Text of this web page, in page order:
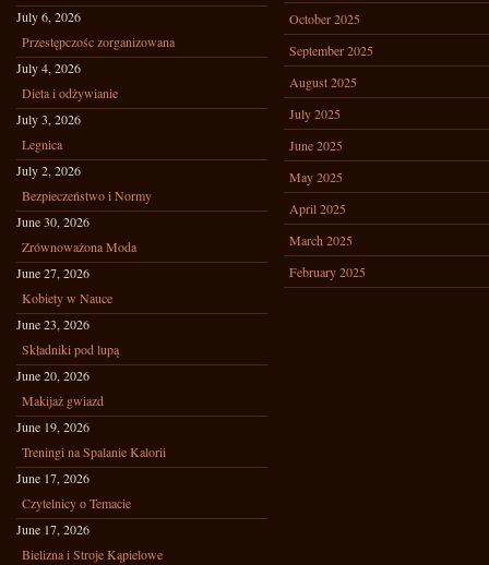
July 6, 2026
Przestępczośc zorganizowana
July 4, 2026
Dieta i odżywianie
July 3, 2026
Legnica
July 2, 2026
Bezpieczeństwo i Normy
June 30, 2026
Zrównoważona Moda
June 27, 2026
Kobiety w Nauce
June 23, 2026
Składniki pod lupą
June 20, 2026
Makijaż gwiazd
June 19, 2026
Treningi na Spalanie Kalorii
June 17, 2026
Czytelnicy o Temacie
June 17, 2026
Bielizna i Stroje Kąpielowe
October 2025
September 2025
August 2025
July 2025
June 2025
May 2025
April 2025
March 2025
February 2025